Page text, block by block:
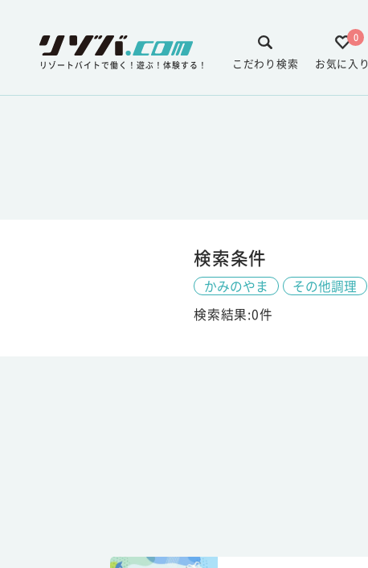
リゾートバイトで働く！遊ぶ！体験する！
0
お気に入り
こだわり検索
検索条件
かみのやま
その他調理
検索結果:0件